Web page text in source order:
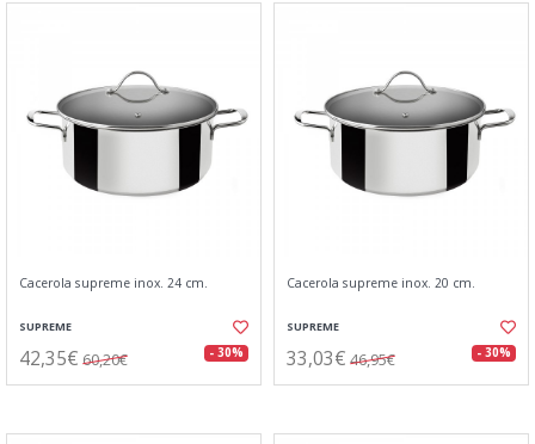
Cacerola supreme inox. 24 cm.
SUPREME
42,35€ 60,20€ - 30%
Cacerola supreme inox. 20 cm.
SUPREME
33,03€ 46,95€ - 30%